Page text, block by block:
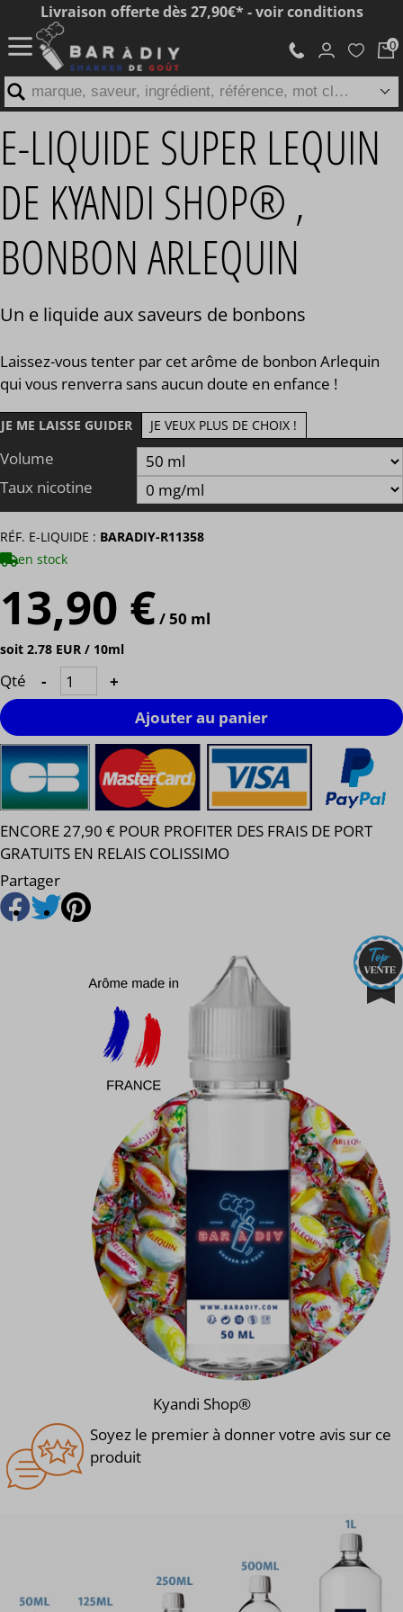
E-LIQUIDE SUPER LEQUIN
DE KYANDI SHOP® ,
BONBON ARLEQUIN
Un e liquide aux saveurs de bonbons
Laissez-vous tenter par cet arôme de bonbon Arlequin
qui vous renverra sans aucun doute en enfance !
JE ME LAISSE GUIDER JE VEUX PLUS DE CHOIX !
Volume
Taux nicotine
RÉF. E-LIQUIDE : BARADIY-R11358
en stock
13,90 €/ 50 ml
soit 2.78 EUR / 10ml
Qté -
+
Ajouter au panier
ENCORE 27,90 € POUR PROFITER DES FRAIS DE PORT
GRATUITS EN RELAIS COLISSIMO
Partager
Kyandi Shop®
Soyez le premier à donner votre avis sur ce
produit
Livraison offerte dès 27,90€* - voir conditions
marque, saveur, ingrédient, référence, mot clé...